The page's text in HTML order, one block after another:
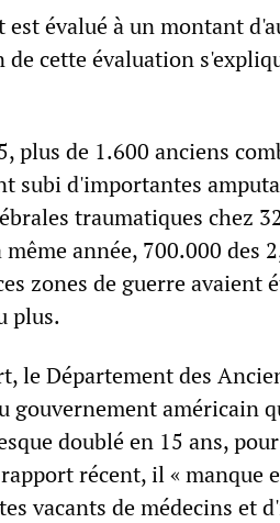
est évalué à un montant
de cette évaluation
plus de 1.600 anciens
subi d'importantes
traumatiques chez
même année, 700.000 des
zones de guerre avaient
plus.
le Département des
gouvernement américain
doublé en 15 ans,
récent, il « manque
vacants de médecins et